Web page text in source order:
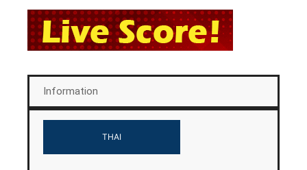
Information
THAI